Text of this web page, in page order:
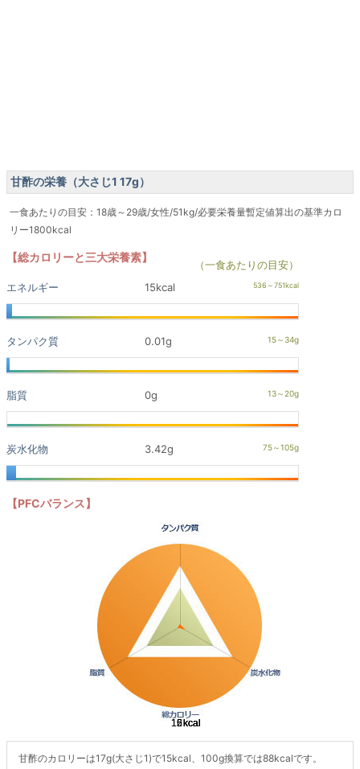
甘酢の栄養（大さじ1 17g）
一食あたりの目安：18歳～29歳/女性/51kg/必要栄養量暫定値算出の基準カロ
リー1800kcal
【総カロリーと三大栄養素】
（一食あたりの目安）
エネルギー
15kcal
タンパク質 0.01g
脂質 0g
炭水化物 3.42g
【PFCバランス】
甘酢のカロリーは17g(大さじ1)で15kcal、100g換算では88kcalです。